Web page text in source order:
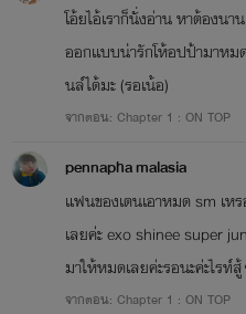
โอ้ยไอ้เราก็นั่งอ่าน หาต้องนา
ออกเเบบน่ารักโห้อปป้ามาหมด
นล์ได้มะ (รอเน้อ)
จากตอน: Chapter 1 : ON TOP
pennapha malasia
แฟนของเตนเอาหมด sm เหร
เลยค่ะ exo shinee super
มาให้หมดเลยค่ะรอนะค่ะไรท์
จากตอน: Chapter 1 : ON TOP